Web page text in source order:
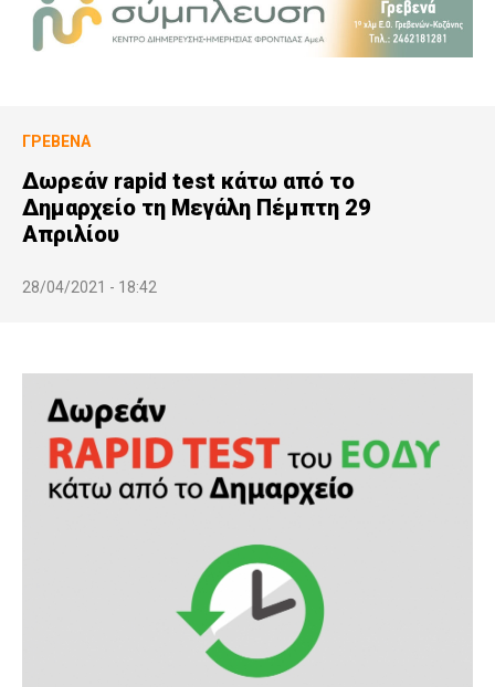
ΓΡΕΒΕΝΆ
Δωρεάν rapid test κάτω από το
Δημαρχείο τη Μεγάλη Πέμπτη 29
Απριλίου
28/04/2021 - 18:42